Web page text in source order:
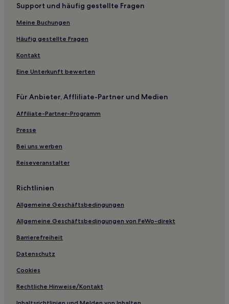
Hotels nahe Bahnhof Rotterdam CS
Hotels nahe Statue Ongebroken verzet
Hotels nahe Stadhuis
Hotels nahe Groothandelsgebouw
Gemeinde Zuidplas: Hotels
Hotels nahe Maritiem Museum
Centrum: Hotels
Oosthoekeind: Hotels
Hotels nahe Veerhaven
Lageweg Hotels
Gemeinde Gouda: Hotels
Kralingen-Crooswijk: Hotels
Hotels nahe Chabot-Museum
'S-Gravenweg: Hotels
Hotels nahe De Koopgoot
Benedenheul: Hotels
Gemeinde Alblasserdam: Hotels
Gemeinde Ridderkerk: Hotels
Support und häufig gestellte Fragen
Meine Buchungen
Häufig gestellte Fragen
Kontakt
Eine Unterkunft bewerten
Für Anbieter, Affliliate-Partner und Medien
Affiliate-Partner-Programm
Presse
Bei uns werben
Reiseveranstalter
Richtlinien
Allgemeine Geschäftsbedingungen
Allgemeine Geschäftsbedingungen von FeWo-direkt
Barrierefreiheit
Datenschutz
Cookies
Rechtliche Hinweise/Kontakt